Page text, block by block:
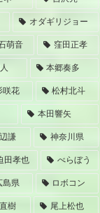
オダギリジョー
萌音 窪田正孝
本郷奏多
咲花 松村北斗
本田響矢
謙 神奈川県
田孝也 べらぼう
島県 ロボコン
樹 尾上松也